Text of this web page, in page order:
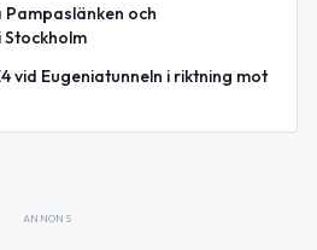
och
vid Eugeniatunneln i riktning mot
ANNONS